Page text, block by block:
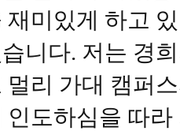
재미있게 하고
니다. 저는 경
멀리 가대 캠퍼
인도하심을 따